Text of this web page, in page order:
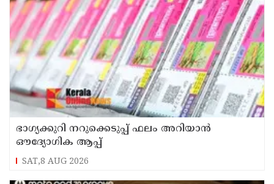
ഭാഗ്യക്കുറി നറുക്കെടുപ്പ് ഫലം അറിയാൻ
ഔദ്യോഗിക ആപ്പ്
SAT,8 AUG 2026